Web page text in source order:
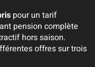
pour un tarif
pension complète
hors saison.
offres sur trois